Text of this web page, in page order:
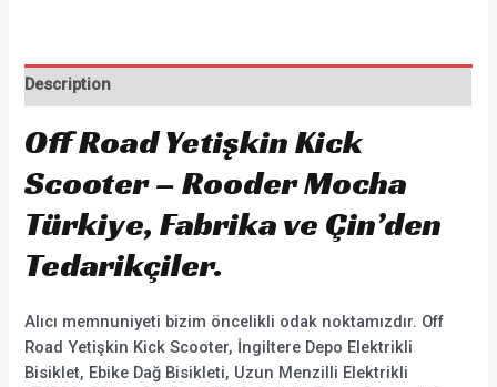
Description
Off Road Yetişkin Kick
Scooter – Rooder Mocha
Türkiye, Fabrika ve Çin’den
Tedarikçiler.
Alıcı memnuniyeti bizim öncelikli odak noktamızdır. Off
Road Yetişkin Kick Scooter, İngiltere Depo Elektrikli
Bisiklet, Ebike Dağ Bisikleti, Uzun Menzilli Elektrikli